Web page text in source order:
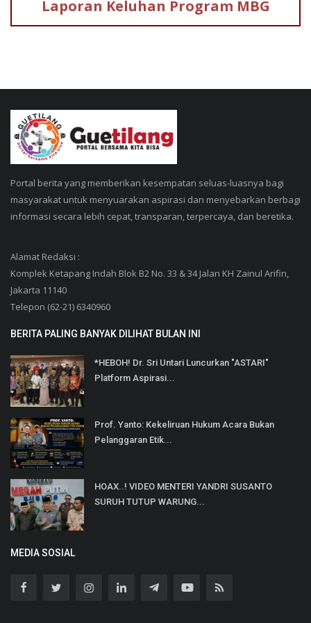
Laporan Keluhan Program MBG
Portal berita yang memberikan kesempatan seluas-luasnya bagi
masyarakat untuk menyuarakan aspirasi dan menyebarkan berbagi
informasi secara lebih cepat, transparan, terpercaya, dan beretika.
Alamat Redaksi :
Komplek Ketapang Indah Blok B2 No. 33 & 34 Jalan KH Zainul Arifin,
Jakarta 11140
Telepon (62-21) 6340960
BERITA PALING BANYAK DILIHAT BULAN INI
*HEBOH! Dr. Sri Untari Luncurkan "ASTARI"
Platform Aspirasi...
Prof. Yanto: Kekeliruan Hukum Acara Bukan
Pelanggaran Etik...
HOAX..! VIDEO MENTERI YANDRI SUSANTO
SURUH TUTUP WARUNG...
MEDIA SOSIAL